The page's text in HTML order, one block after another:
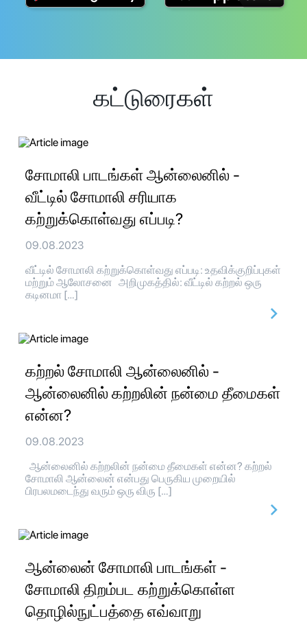
கட்டுரைகள்
சோமாலி பாடங்கள் ஆன்லைனில் -
வீட்டில் சோமாலி சரியாக
கற்றுக்கொள்வது எப்படி?
09.08.2023
வீட்டில் சோமாலி கற்றுக்கொள்வது எப்படி: உதவிக்குறிப்புகள்
மற்றும் ஆலோசனை அறிமுகத்தில்: வீட்டில் கற்றல் ஒரு
கடினமா […]
கற்றல் சோமாலி ஆன்லைனில் -
ஆன்லைனில் கற்றலின் நன்மை தீமைகள்
என்ன?
09.08.2023
ஆன்லைனில் கற்றலின் நன்மை தீமைகள் என்ன? கற்றல்
சோமாலி ஆன்லைன் என்பது பெருகிய முறையில்
பிரபலமடைந்து வரும் ஒரு விரு […]
ஆன்லைன் சோமாலி பாடங்கள் -
சோமாலி திறம்பட கற்றுக்கொள்ள
தொழில்நுட்பத்தை எவ்வாறு